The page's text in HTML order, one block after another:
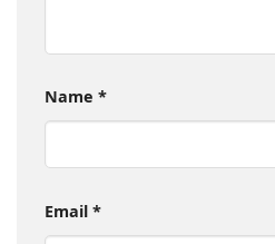
Name *
Email *